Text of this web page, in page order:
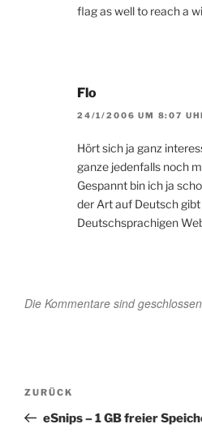
flag as well to reach a
Flo
24/1/2006 UM 8:07
Hört sich ja ganz
ganze jedenfalls noch
Gespannt bin ich ja
der Art auf Deutsch
Deutschsprachigen
Die Kommentare sind
Beitragsnavigation
Vorheriger
Beitrag
ZURÜCK
eSnips – 1 GB freier